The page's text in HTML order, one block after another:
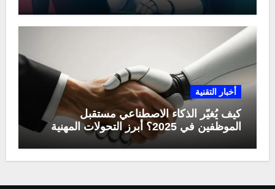
أخبار التقنية
كيف يُغيّر الذكاء الاصطناعي مستقبل
الموظفين في 2025؟ أبرز التحولات المهنية